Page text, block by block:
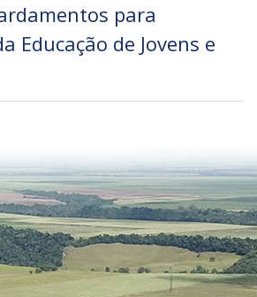
para
Educação de Jovens e